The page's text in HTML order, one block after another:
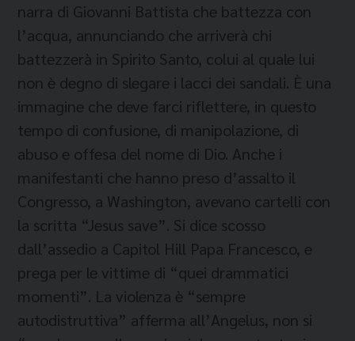
narra di Giovanni Battista che battezza con
l’acqua, annunciando che arriverà chi
battezzerà in Spirito Santo, colui al quale lui
non è degno di slegare i lacci dei sandali. È una
immagine che deve farci riflettere, in questo
tempo di confusione, di manipolazione, di
abuso e offesa del nome di Dio. Anche i
manifestanti che hanno preso d’assalto il
Congresso, a Washington, avevano cartelli con
la scritta “Jesus save”. Si dice scosso
dall’assedio a Capitol Hill Papa Francesco, e
prega per le vittime di “quei drammatici
momenti”. La violenza è “sempre
autodistruttiva” afferma all’Angelus, non si